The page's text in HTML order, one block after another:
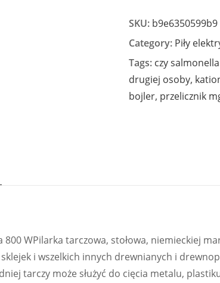
SKU: b9e6350599b9
Category: Piły
Tags: czy
drugiej osoby,
bojler, przelicznik
800 WPilarka tarczowa, stołowa, niemieckiej
i wszelkich innych drewnianych i
tarczy może służyć do cięcia metalu,